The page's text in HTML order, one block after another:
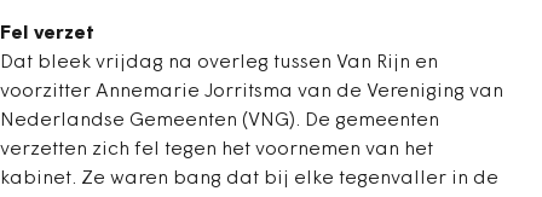
Fel verzet
Dat bleek vrijdag na overleg tussen Van Rijn en
voorzitter Annemarie Jorritsma van de Vereniging van
Nederlandse Gemeenten (VNG). De gemeenten
verzetten zich fel tegen het voornemen van het
kabinet. Ze waren bang dat bij elke tegenvaller in de